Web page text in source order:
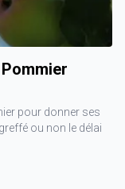
pour donner ses
ou non le délai